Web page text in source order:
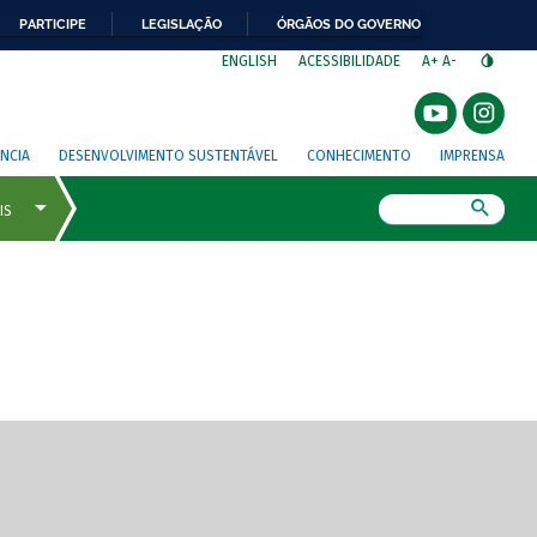
PARTICIPE LEGISLAÇÃO ÓRGÃOS DO GOVERNO
ENGLISH ACESSIBILIDADE A+ A-
DESENVOLVIMENTO SUSTENTÁVEL CONHECIMENTO IMPRENSA
de tela